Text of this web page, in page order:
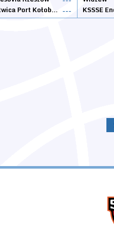
Datzzy Kotwica Port Kołobrzeg ---